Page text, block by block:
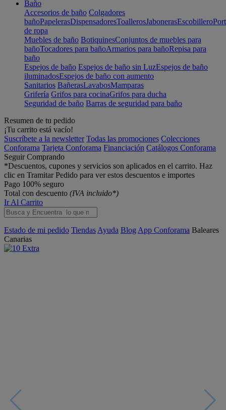
Baño
Accesorios de baño Colgadores
bañoPapelerasDispensadoresToallerosJabonerasEscobillero
de ropa
Muebles de baño BotiquinesConjuntos de muebles para
bañoTocadores para bañoArmarios para bañoRepisa para
baño
Espejos de baño Espejos de baño sin LuzEspejos de baño
iluminadosEspejos de baño con aumento
Sanitarios BañerasLavabosMamparas
Grifería Grifos para cocinaGrifos para ducha
Seguridad de baño Barras de seguridad para baño
Resumen de tu pedido
¡Tu carrito está vacío!
Suscríbete a la newsletter Todas las promociones Colecciones
Conforama Tarjeta Conforama Financiación Catálogos Conforama
Seguir Comprando
*Descuentos, cupones y servicios son aplicados en el carrito. Haz
clic en Tramitar Pedido para ver estos descuentos e importes
Pago 100% seguro
Total con descuento (IVA incluido*)
Ir Al Carrito
Estado de mi pedido Tiendas Ayuda Blog App Conforama Baleares
Canarias